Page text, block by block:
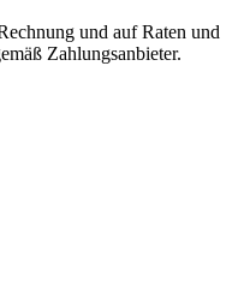
und auf Raten und
Zahlungsanbieter.